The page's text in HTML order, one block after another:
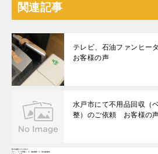
関連記事
テレビ、石油ファンヒー
お客様の声
水戸市にて不用品回収（
整）のご依頼 お客様の